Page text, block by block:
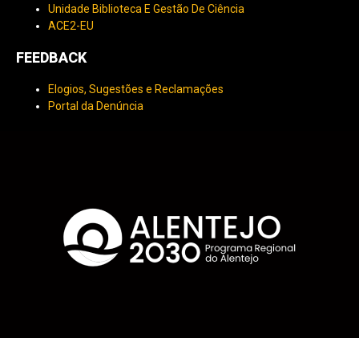
Unidade Biblioteca E Gestão De Ciência
ACE2-EU
FEEDBACK
Elogios, Sugestões e Reclamações
Portal da Denúncia